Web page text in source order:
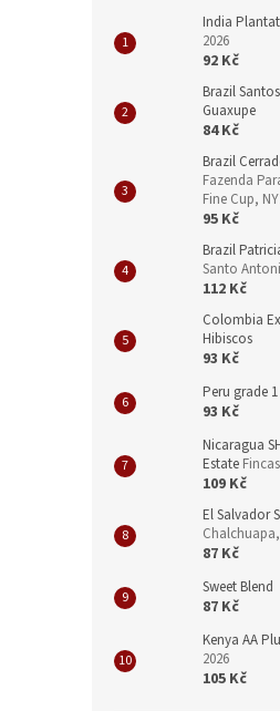
India
2026
92 Kč
Brazil
Guaxupe
84 Kč
Brazil
Fazenda
Fine Cup,
95 Kč
Brazil
Santo
112 Kč
Colombia
Hibiscos
93 Kč
Peru grade
93 Kč
Nicaragua
Estate
109 Kč
El Salvador
87 Kč
Sweet Blend
87 Kč
Kenya AA
2026
105 Kč